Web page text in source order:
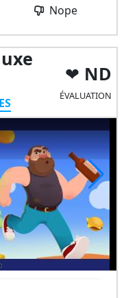
Nope
ND
ÉVALUATION
Suicide Guy